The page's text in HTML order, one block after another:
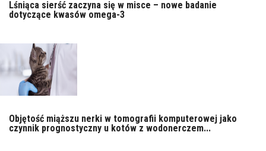
Lśniąca sierść zaczyna się w misce – nowe badanie
dotyczące kwasów omega-3
Objętość miąższu nerki w tomografii komputerowej jako
czynnik prognostyczny u kotów z wodonerczem...